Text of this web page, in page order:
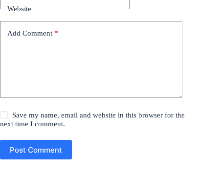
Website
Add Comment *
Save my name, email and website in this browser for the
next time I comment.
Post Comment